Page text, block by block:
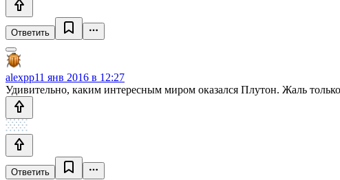
Ответить
alexpp11 янв 2016 в 12:27
Удивительно, каким интересным миром оказался Плутон. Жаль
Ответить